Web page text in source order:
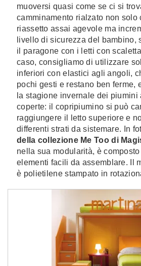
muoversi quasi come se ci si
camminamento rialzato non solo
riassetto assai agevole ma
livello di sicurezza del bambino,
il paragone con i letti con
caso, consigliamo di utilizzare
inferiori con elastici agli angoli,
pochi gesti e restano ben ferme,
la stagione invernale dei piumini
coperte: il copripiumino si può
raggiungere il letto superiore e
differenti strati da sistemare. In
della collezione Me Too di
nella sua modularità, è
elementi facili da assemblare. Il
è polietilene stampato in